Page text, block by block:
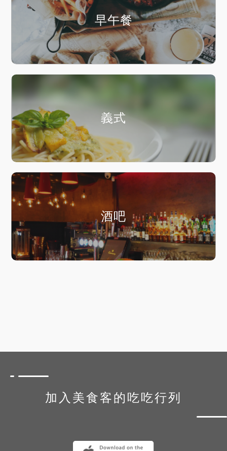
早午餐
義式
酒吧
加入美食客的吃吃行列